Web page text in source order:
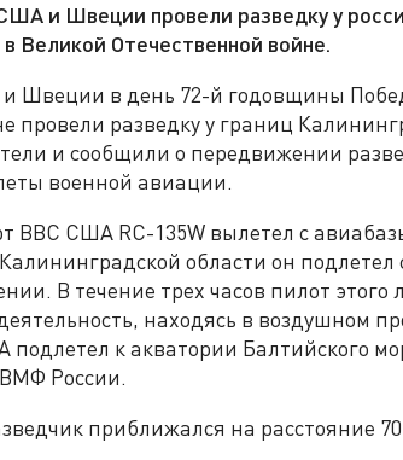
и Швеции провели разведку у
Великой Отечественной войне.
Швеции в день 72-й годовщины
провели разведку у границ
и сообщили о передвижении
военной авиации.
ВВС США RC-135W вылетел с
области он
В течение трех часов пилот этого
находясь в воздушном
к акватории Балтийского
России.
приближался на расстояние